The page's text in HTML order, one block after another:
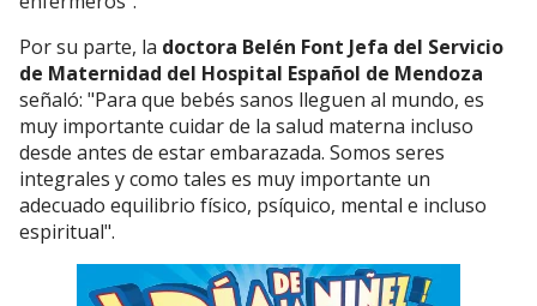
Por su parte, la doctora Belén Font Jefa del Servicio
de Maternidad del Hospital Español de Mendoza
señaló: "Para que bebés sanos lleguen al mundo, es
muy importante cuidar de la salud materna incluso
desde antes de estar embarazada. Somos seres
integrales y como tales es muy importante un
adecuado equilibrio físico, psíquico, mental e incluso
espiritual".